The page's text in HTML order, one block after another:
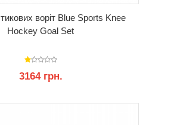
воріт Blue Sports Knee
Hockey Goal Set
3164 грн.